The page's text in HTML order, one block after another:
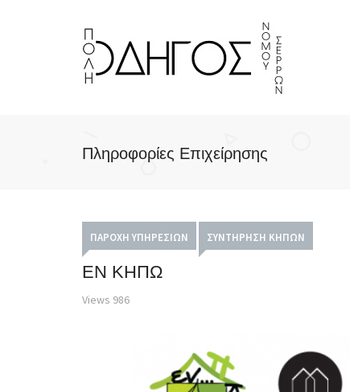
Πληροφορίες Επιχείρησης
ΠΑΡΟΧΉ ΥΠΗΡΕΣΙΏΝ ΣΥΝΤΉΡΗΣΗ ΚΉΠΩΝ
ΕΝ ΚΗΠΩ
Views 986